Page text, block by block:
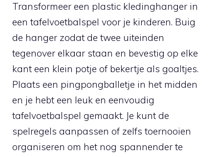
Transformeer een plastic‍ kledinghanger in
een‍ tafelvoetbalspel voor⁤ je ‌kinderen. Buig
de hanger zodat‍ de twee uiteinden
‍tegenover ⁣elkaar staan en ‍bevestig op elke
kant ⁤een⁤ klein potje of bekertje ‌als goaltjes.
Plaats een pingpongballetje in het midden
en je ⁢hebt ​een leuk en eenvoudig
tafelvoetbalspel gemaakt. ⁢Je kunt de
spelregels aanpassen‌ of zelfs toernooien
⁣organiseren om het nog spannender ‌te